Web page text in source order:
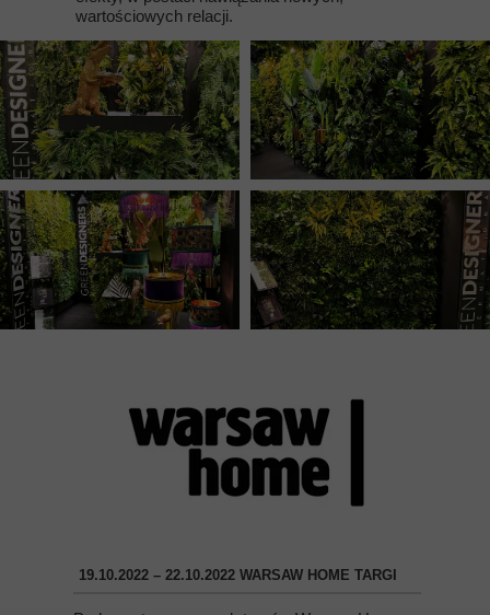
wartościowych relacji.
19.10.2022 – 22.10.2022 WARSAW HOME TARGI